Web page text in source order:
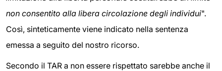
non consentito alla libera circolazione degli individui".
Così, sinteticamente viene indicato nella sentenza
emessa a seguito del nostro ricorso.
Secondo il TAR a non essere rispettato sarebbe anche il